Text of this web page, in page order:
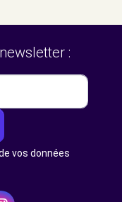
:
vos données